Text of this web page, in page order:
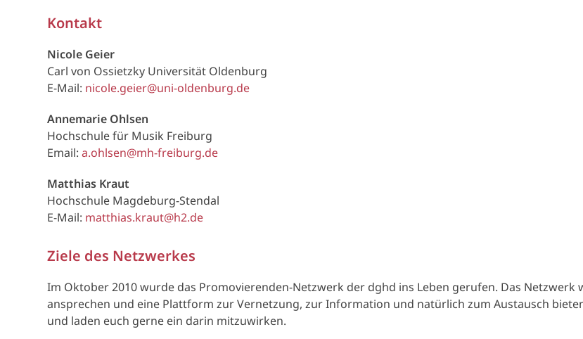
Kontakt
Nicole Geier
Carl von Ossietzky Universität Oldenburg
E-Mail: nicole.geier@uni-oldenburg.de
Annemarie Ohlsen
Hochschule für Musik Freiburg
Email:a.ohlsen@mh-freiburg.de
Matthias Kraut
Hochschule Magdeburg-Stendal
E-Mail: matthias.kraut@h2.de
Ziele des Netzwerkes
Im Oktober 2010 wurde das Promovierenden-Netzwerk der dghd ins Leben gerufen. Das
ansprechen und eine Plattform zur Vernetzung, zur Information und natürlich zum Austausch
und laden euch gerne ein darin mitzuwirken.